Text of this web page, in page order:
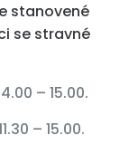
stanovené
se stravné
– 15.00.
– 15.00.